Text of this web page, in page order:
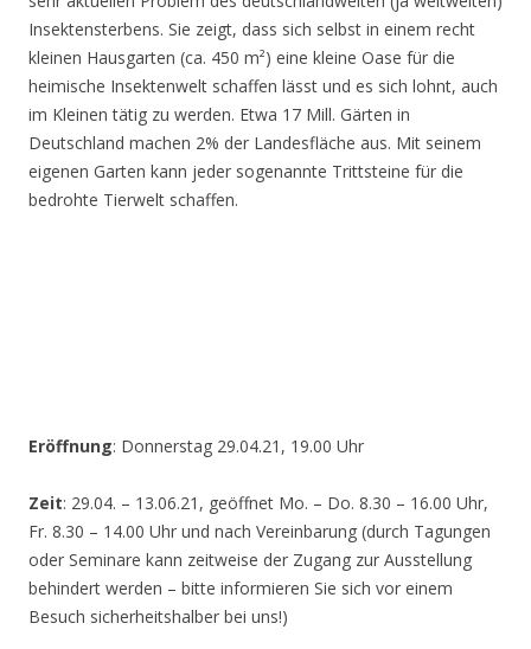
Insektensterbens. Sie zeigt, dass sich selbst in einem recht
kleinen Hausgarten (ca. 450 m²) eine kleine Oase für die
heimische Insektenwelt schaffen lässt und es sich lohnt, auch
im Kleinen tätig zu werden. Etwa 17 Mill. Gärten in
Deutschland machen 2% der Landesfläche aus. Mit seinem
eigenen Garten kann jeder sogenannte Trittsteine für die
bedrohte Tierwelt schaffen.
Eröffnung: Donnerstag 29.04.21, 19.00 Uhr
Zeit: 29.04. – 13.06.21, geöffnet Mo. – Do. 8.30 – 16.00 Uhr,
Fr. 8.30 – 14.00 Uhr und nach Vereinbarung (durch Tagungen
oder Seminare kann zeitweise der Zugang zur Ausstellung
behindert werden – bitte informieren Sie sich vor einem
Besuch sicherheitshalber bei uns!)